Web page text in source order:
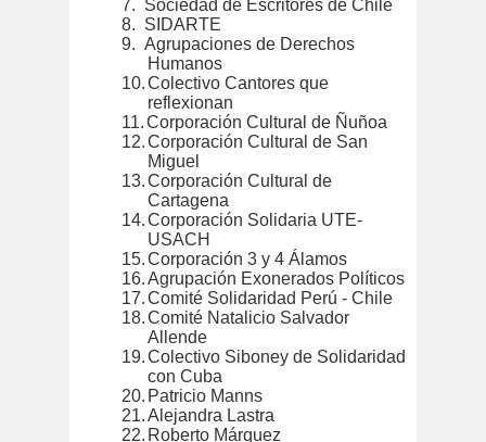
UNIDAD SOCIAL
bomba
lacrimógena
Boris
González
Cabild
Cabildo
s
calam
a
calentamiento
calidad
camar
Cámara de
Diputados
Cámara de Diputados y
Diputadas
camarógraf
camarógrafos
reporteros gráficos
7. Sociedad de Escritores de Chile
8. SIDARTE
9. Agrupaciones de Derechos
Humanos
10.Colectivo Cantores que
reflexionan
11.Corporación Cultural de Ñuñoa
12.Corporación Cultural de San
Miguel
13.Corporación Cultural de
Cartagena
14.Corporación Solidaria UTE-
USACH
15.Corporación 3 y 4 Álamos
16.Agrupación Exonerados Políticos
17.Comité Solidaridad Perú - Chile
18.Comité Natalicio Salvador
Allende
19.Colectivo Siboney de Solidaridad
con Cuba
20. Patricio Manns
21.Alejandra Lastra
22. Roberto Márquez